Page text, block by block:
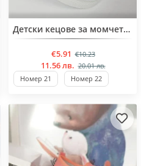
BESTSELLERДетски кецове за момчета от 21 до 25 номер
€5.91 €10.23
11.56 лв. 20.01 лв.
Номер 21
Номер 22